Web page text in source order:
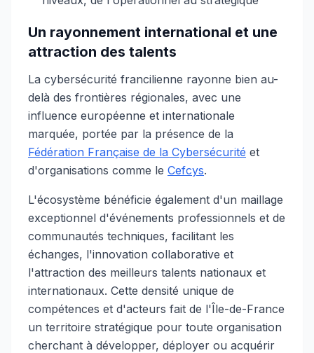
Un rayonnement international et une
attraction des talents
La cybersécurité francilienne rayonne bien au-
delà des frontières régionales, avec une
influence européenne et internationale
marquée, portée par la présence de la
Fédération Française de la Cybersécurité et
d'organisations comme le Cefcys.
L'écosystème bénéficie également d'un maillage
exceptionnel d'événements professionnels et de
communautés techniques, facilitant les
échanges, l'innovation collaborative et
l'attraction des meilleurs talents nationaux et
internationaux. Cette densité unique de
compétences et d'acteurs fait de l'Île-de-France
un territoire stratégique pour toute organisation
cherchant à développer, déployer ou acquérir